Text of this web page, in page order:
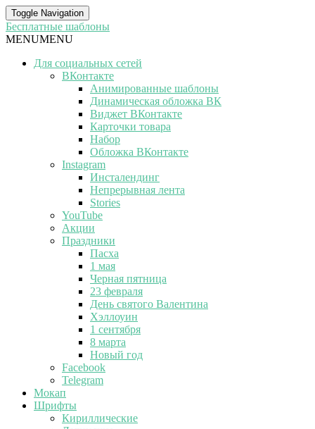
Toggle Navigation
Бесплатные шаблоны
MENUMENU
Для социальных сетей
ВКонтакте
Анимированные шаблоны
Динамическая обложка ВК
Виджет ВКонтакте
Карточки товара
Набор
Обложка ВКонтакте
Instagram
Инсталендинг
Непрерывная лента
Stories
YouTube
Акции
Праздники
Пасха
1 мая
Черная пятница
23 февраля
День святого Валентина
Хэллоуин
1 сентября
8 марта
Новый год
Facebook
Telegram
Мокап
Шрифты
Кириллические